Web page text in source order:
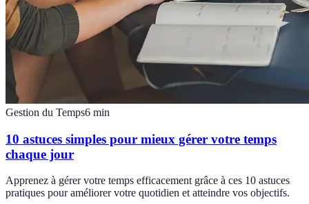
Gestion du Temps6 min
10 astuces simples pour mieux gérer votre temps
chaque jour
Apprenez à gérer votre temps efficacement grâce à ces 10 astuces
pratiques pour améliorer votre quotidien et atteindre vos objectifs.